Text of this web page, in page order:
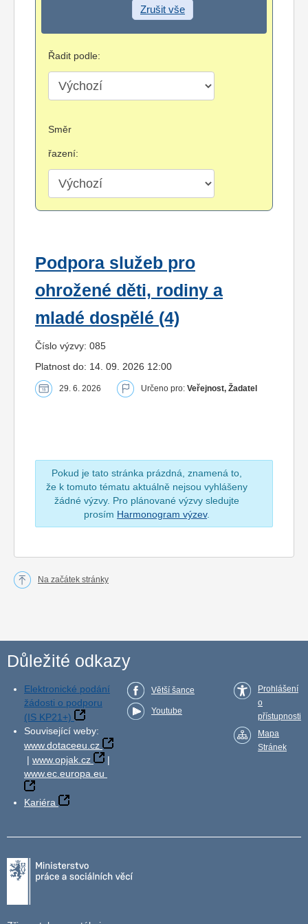
Zrušit vše
Řadit podle:
Směr
řazení:
Podpora služeb pro
ohrožené děti, rodiny a
mladé dospělé (4)
Číslo výzvy: 085
Platnost do: 14. 09. 2026 12:00
29. 6. 2026 Určeno pro: Veřejnost, Žadatel
Pokud je tato stránka prázdná, znamená to,
že k tomuto tématu aktuálně nejsou vyhlášeny
žádné výzvy. Pro plánované výzvy sledujte
prosím Harmonogram výzev.
Na začátek stránky
Důležité odkazy
Elektronické podání
žádosti o podporu
(IS KP21+)
Související weby:
www.dotaceeu.cz
| www.opjak.cz
|
www.ec.europa.eu
Kariéra
Větší šance
Youtube
Prohlášení
o
přístupnosti
Mapa
Stránek